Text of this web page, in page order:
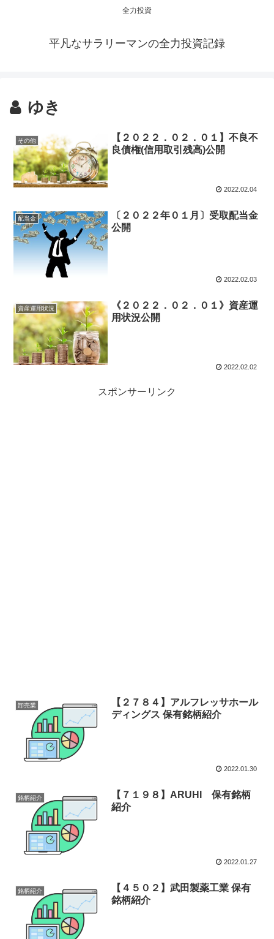
全力投資
平凡なサラリーマンの全力投資記録
ゆき
その他
【２０２２．０２．０１】不良不
良債権(信用取引残高)公開
2022.02.04
配当金
〔２０２２年０１月〕受取配当金
公開
2022.02.03
資産運用状況
《２０２２．０２．０１》資産運
用状況公開
2022.02.02
スポンサーリンク
卸売業
【２７８４】アルフレッサホール
ディングス 保有銘柄紹介
2022.01.30
銘柄紹介
【７１９８】ARUHI 保有銘柄
紹介
2022.01.27
銘柄紹介
【４５０２】武田製薬工業 保有
銘柄紹介